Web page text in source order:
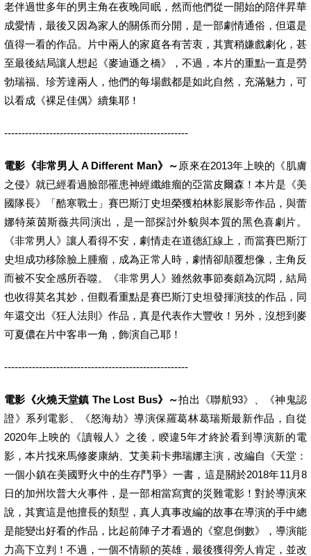
老伴過世多年的男主角在夜晚同眠，然而他們從一開始的陪伴昇華
成愛情，最後又因為家人的關係而分開，是一部劇情通俗，但還是
值得一看的作品。片中兩人的家庭各有苦衷，其實稍嫌戲劇化，甚
至最後結局讓人想起《麥迪遜之橋》，不過，本片的重點一直是勞
勃瑞福、珍芳達兩人，他們的每場戲都是如此自然，充滿魅力，可
以看成《裸足佳偶》續集耶！
-----------------------------------------------------
電影《非常男人 A Different Man》～ 原來在2013年上映的《肌膚
之侵》就已經看過臉部罹患神經纖維瘤的亞當皮爾森！本片是《美
國隊長》「酷寒戰士」賽巴斯汀史坦榮獲柏林影展影帝作品，與蕾
娜特萊茵斯薇共同演出，是一部探討外貌與本質的黑色喜劇片。
《非常男人》讓人看得不安，劇情走在道德紅線上，而當賽巴斯汀
史坦成功移除臉上腫瘤，成為正常人時，劇情卻顛覆想像，主角反
而被不安全感所吞噬。《非常男人》雖然敘事節奏頗為沉悶，結局
也收得莫名其妙，但觀看重點是賽巴斯汀史坦發揮演技的作品，同
年還交出《狂人法則》作品，真是代表作大豐收！另外，沒想到麥
可夏儂在片中客串一角，飾演自己耶！
-----------------------------------------------------
電影《火燒天堂鎮 The Lost Bus》～拍出《聯航93》、《神鬼認
證》系列電影、《怒海劫》導演保羅葛林葛瑞斯最新作品，自從
2020年上映的《讀報人》之後，睽違5年才終於看到導演新的電
影，本片找來馬修麥康納、艾美莉卡弗瑞娜主演，改編自《天堂：
一個小鎮在美國野火中的生存鬥爭》一書，這是關於2018年11月8
日的加州坎普大火事件，是一部相當寫實的災難電影！對於導演來
說，其實這是他擅長的類型，真人真事改編的故事在導演的手中總
是能變出好看的作品，比起前陣子才看過的《窒息倒數》，導演能
力高下立判！不過，一個不情願的英雄，最後獲得旁人肯定，並改